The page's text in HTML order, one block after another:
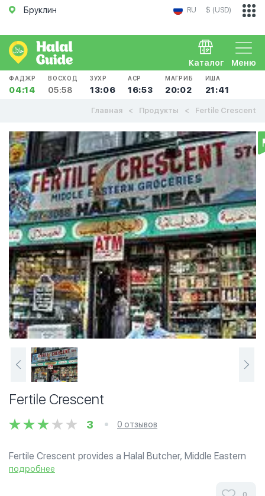
Бруклин RU $ (USD)
Меню
Каталог
ФАДЖР
04:14
ВОСХОД
05:58
ЗУХР
13:06
АСР
16:53
МАГРИБ
20:02
ИША
21:41
Главная Продукты Fertile Crescent
Fertile Crescent
3 0 отзывов
Fertile Crescent provides a Halal Butcher, Middle Eastern
Groceries, Oils/Soaps/Beauty products with
подробнее